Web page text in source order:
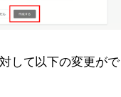
して以下の変更が